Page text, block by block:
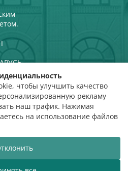
Разработка сайтаВТОП3
чтобы улучшить качество
рекламу
наш трафик. Нажимая
на использование файлов